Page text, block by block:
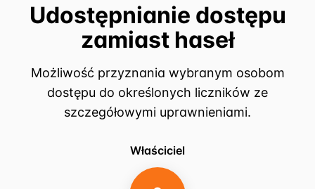
Udostępnianie dostępu
zamiast haseł
Możliwość przyznania wybranym osobom
dostępu do określonych liczników ze
szczegółowymi uprawnieniami.
Właściciel